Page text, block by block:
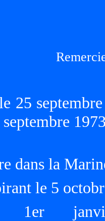
25
dans la
le 5
1er